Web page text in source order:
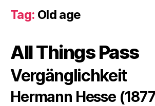
Tag: Old age
All Things Pass
Vergänglichkeit
Hermann Hesse